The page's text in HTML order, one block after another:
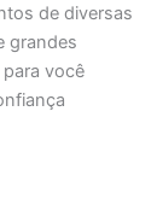
de diversas
grandes
você